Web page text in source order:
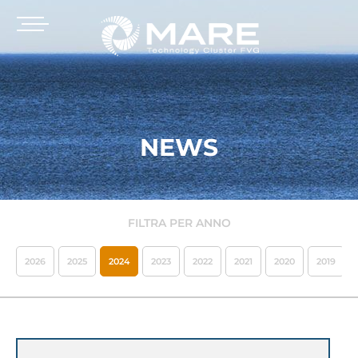
NEWS
FILTRA PER ANNO
2026 2025 2024 2023 2022 2021 2020 2019